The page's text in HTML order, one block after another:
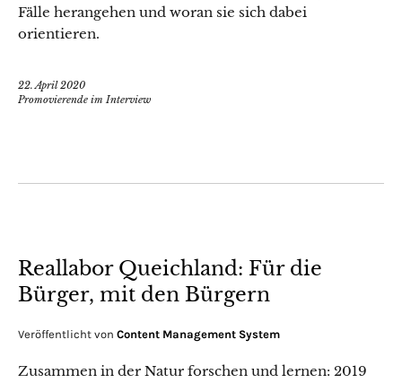
Fälle herangehen und woran sie sich dabei
orientieren.
22. April 2020
Promovierende im Interview
Reallabor Queichland: Für die
Bürger, mit den Bürgern
Veröffentlicht von Content Management System
Zusammen in der Natur forschen und lernen: 2019